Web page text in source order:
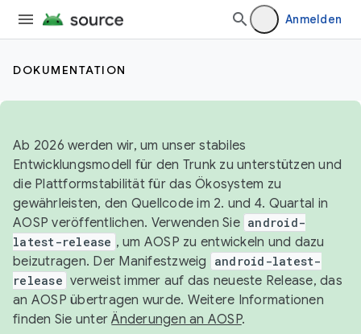
Anmelden
DOKUMENTATION
Ab 2026 werden wir, um unser stabiles
Entwicklungsmodell für den Trunk zu unterstützen und
die Plattformstabilität für das Ökosystem zu
gewährleisten, den Quellcode im 2. und 4. Quartal in
AOSP veröffentlichen. Verwenden Sie android-
latest-release , um AOSP zu entwickeln und dazu
beizutragen. Der Manifestzweig
android-latest-
release verweist immer auf das neueste Release, das
an AOSP übertragen wurde. Weitere Informationen
finden Sie unterÄnderungen an AOSP.